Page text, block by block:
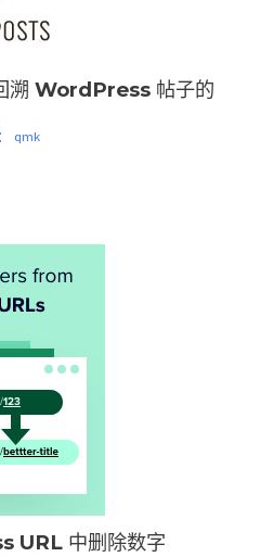
溯 WordPress 帖子的
qmk
URL 中删除数字